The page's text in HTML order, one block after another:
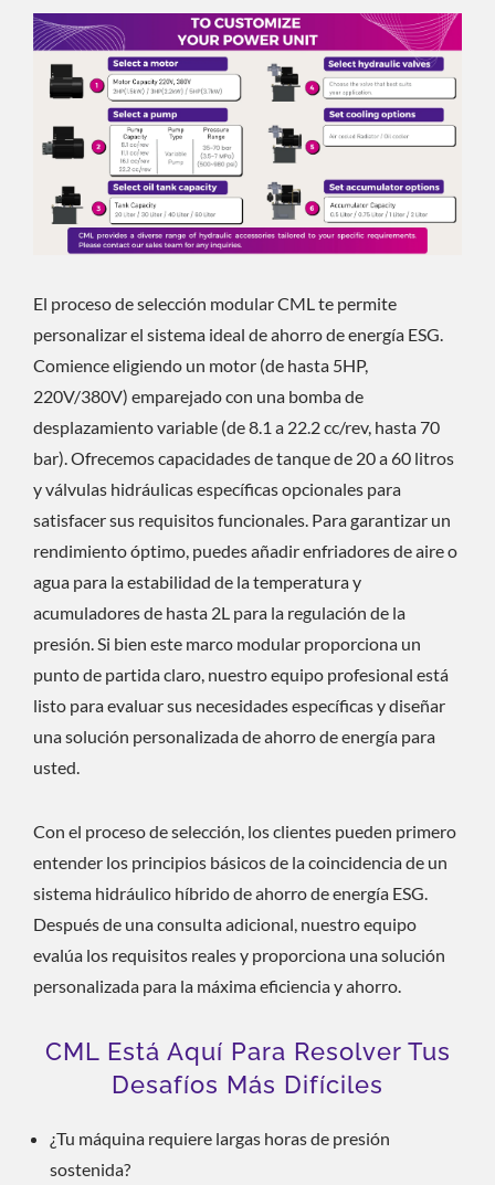
El proceso de selección modular CML te permite
personalizar el sistema ideal de ahorro de energía ESG.
Comience eligiendo un motor (de hasta 5HP,
220V/380V) emparejado con una bomba de
desplazamiento variable (de 8.1 a 22.2 cc/rev, hasta 70
bar). Ofrecemos capacidades de tanque de 20 a 60 litros
y válvulas hidráulicas específicas opcionales para
satisfacer sus requisitos funcionales. Para garantizar un
rendimiento óptimo, puedes añadir enfriadores de aire o
agua para la estabilidad de la temperatura y
acumuladores de hasta 2L para la regulación de la
presión. Si bien este marco modular proporciona un
punto de partida claro, nuestro equipo profesional está
listo para evaluar sus necesidades específicas y diseñar
una solución personalizada de ahorro de energía para
usted.
Con el proceso de selección, los clientes pueden primero
entender los principios básicos de la coincidencia de un
sistema hidráulico híbrido de ahorro de energía ESG.
Después de una consulta adicional, nuestro equipo
evalúa los requisitos reales y proporciona una solución
personalizada para la máxima eficiencia y ahorro.
CML Está Aquí Para Resolver Tus
Desafíos Más Difíciles
¿Tu máquina requiere largas horas de presión
sostenida?